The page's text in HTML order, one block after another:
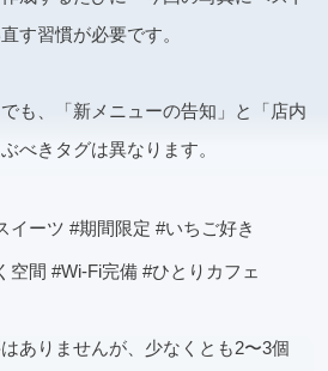
す習慣が必要です。
も、「新メニューの告知」と「店内
べきタグは異なります。
イーツ #期間限定 #いちご好き
空間 #Wi-Fi完備 #ひとりカフェ
ありませんが、少なくとも2〜3個